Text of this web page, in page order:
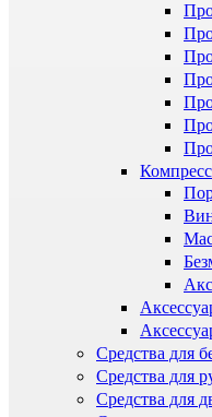
Средства для
Средства для
Средства для